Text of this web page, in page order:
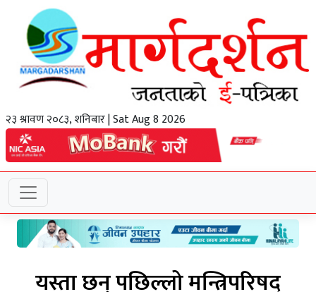
२३ श्रावण २०८३, शनिबार | Sat Aug 8 2026
यस्ता छन् पछिल्लो मन्त्रिपरिषद्